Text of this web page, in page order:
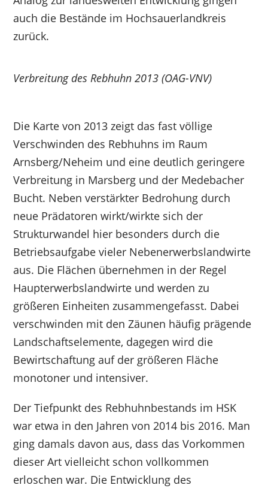
auch die Bestände im Hochsauerlandkreis
zurück.
Verbreitung des Rebhuhn 2013 (OAG-VNV)
Die Karte von 2013 zeigt das fast völlige
Verschwinden des Rebhuhns im Raum
Arnsberg/Neheim und eine deutlich geringere
Verbreitung in Marsberg und der Medebacher
Bucht. Neben verstärkter Bedrohung durch
neue Prädatoren wirkt/wirkte sich der
Strukturwandel hier besonders durch die
Betriebsaufgabe vieler Nebenerwerbslandwirte
aus. Die Flächen übernehmen in der Regel
Haupterwerbslandwirte und werden zu
größeren Einheiten zusammengefasst. Dabei
verschwinden mit den Zäunen häufig prägende
Landschaftselemente, dagegen wird die
Bewirtschaftung auf der größeren Fläche
monotoner und intensiver.
Der Tiefpunkt des Rebhuhnbestands im HSK
war etwa in den Jahren von 2014 bis 2016. Man
ging damals davon aus, dass das Vorkommen
dieser Art vielleicht schon vollkommen
erloschen war. Die Entwicklung des